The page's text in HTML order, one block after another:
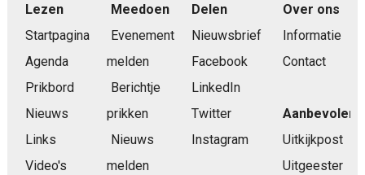
Lezen
Startpagina
Agenda
Prikbord
Nieuws
Links
Video's
Meedoen
Evenement
melden
Berichtje
prikken
Nieuws
melden
Delen
Nieuwsbrief
Facebook
LinkedIn
Twitter
Instagram
Over ons
Informatie
Contact
Aanbevolen
Uitkijkpost
Uitgeester